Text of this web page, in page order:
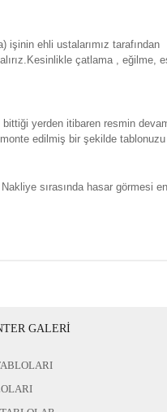
ehli ustalarımız tarafından
çatlama , eğilme,
yerden itibaren resmin
edilmiş bir şekilde tablonuzu
sırasında hasar görmesi
GALERİ